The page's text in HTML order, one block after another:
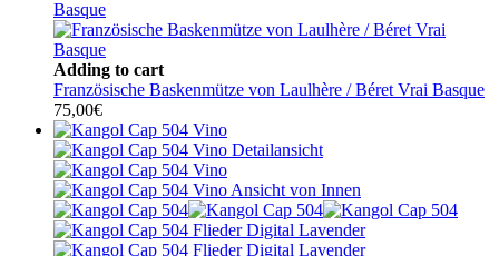
Adding to cart
Französische Baskenmütze von Laulhère / Béret Vrai Basque
75,00€